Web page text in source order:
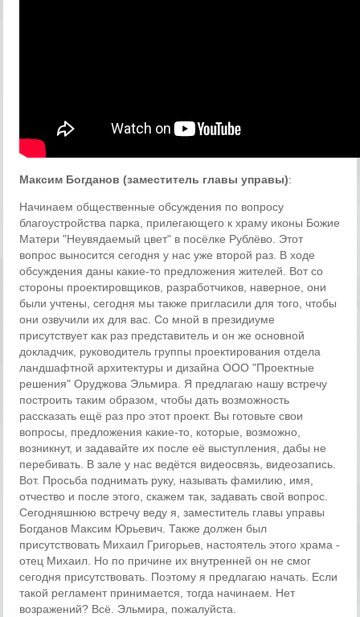
Максим Богданов (заместитель главы управы):
Начинаем общественные обсуждения по вопросу
благоустройства парка, прилегающего к храму иконы Божие
Матери "Неувядаемый цвет" в посёлке Рублёво. Этот
вопрос выносится сегодня у нас уже второй раз. В ходе
обсуждения даны какие-то предложения жителей. Вот со
стороны проектировщиков, разработчиков, наверное, они
были учтены, сегодня мы также пригласили для того, чтобы
они озвучили их для вас. Со мной в президиуме
присутствует как раз представитель и он же основной
докладчик, руководитель группы проектирования отдела
ландшафтной архитектуры и дизайна ООО "Проектные
решения" Оруджова Эльмира. Я предлагаю нашу встречу
построить таким образом, чтобы дать возможность
рассказать ещё раз про этот проект. Вы готовьте свои
вопросы, предложения какие-то, которые, возможно,
возникнут, и задавайте их после её выступления, дабы не
перебивать. В зале у нас ведётся видеосвязь, видеозапись.
Вот. Просьба поднимать руку, называть фамилию, имя,
отчество и после этого, скажем так, задавать свой вопрос.
Сегодняшнюю встречу веду я, заместитель главы управы
Богданов Максим Юрьевич. Также должен был
присутствовать Михаил Григорьев, настоятель этого храма -
отец Михаил. Но по причине их внутренней он не смог
сегодня присутствовать. Поэтому я предлагаю начать. Если
такой регламент принимается, тогда начинаем. Нет
возражений? Всё. Эльмира, пожалуйста.